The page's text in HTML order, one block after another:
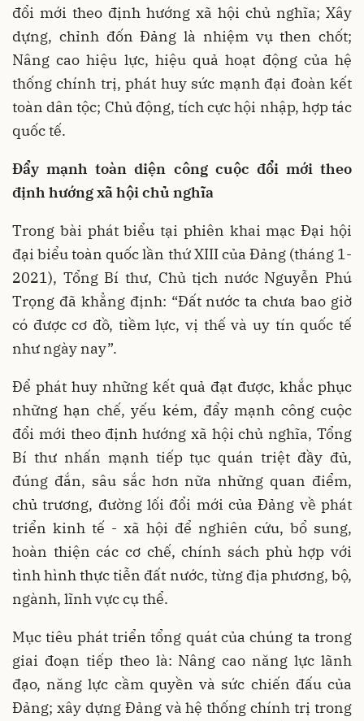
đổi mới theo định hướng xã hội chủ nghĩa; Xây
dựng, chỉnh đốn Đảng là nhiệm vụ then chốt;
Nâng cao hiệu lực, hiệu quả hoạt động của hệ
thống chính trị, phát huy sức mạnh đại đoàn kết
toàn dân tộc; Chủ động, tích cực hội nhập, hợp tác
quốc tế.
Đẩy mạnh toàn diện công cuộc đổi mới theo
định hướng xã hội chủ nghĩa
Trong bài phát biểu tại phiên khai mạc Đại hội
đại biểu toàn quốc lần thứ XIII của Đảng (tháng 1-
2021), Tổng Bí thư, Chủ tịch nước Nguyễn Phú
Trọng đã khẳng định: “Đất nước ta chưa bao giờ
có được cơ đồ, tiềm lực, vị thế và uy tín quốc tế
như ngày nay”.
Để phát huy những kết quả đạt được, khắc phục
những hạn chế, yếu kém, đẩy mạnh công cuộc
đổi mới theo định hướng xã hội chủ nghĩa, Tổng
Bí thư nhấn mạnh tiếp tục quán triệt đầy đủ,
đúng đắn, sâu sắc hơn nữa những quan điểm,
chủ trương, đường lối đổi mới của Đảng về phát
triển kinh tế - xã hội để nghiên cứu, bổ sung,
hoàn thiện các cơ chế, chính sách phù hợp với
tình hình thực tiễn đất nước, từng địa phương, bộ,
ngành, lĩnh vực cụ thể.
Mục tiêu phát triển tổng quát của chúng ta trong
giai đoạn tiếp theo là: Nâng cao năng lực lãnh
đạo, năng lực cầm quyền và sức chiến đấu của
Đảng; xây dựng Đảng và hệ thống chính trị trong